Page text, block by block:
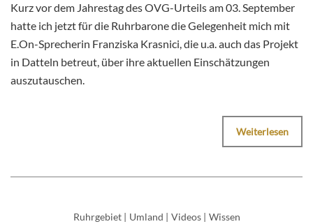
Kurz vor dem Jahrestag des OVG-Urteils am 03. September
hatte ich jetzt für die Ruhrbarone die Gelegenheit mich mit
E.On-Sprecherin Franziska Krasnici, die u.a. auch das Projekt
in Datteln betreut, über ihre aktuellen Einschätzungen
auszutauschen.
Weiterlesen
Ruhrgebiet | Umland | Videos | Wissen